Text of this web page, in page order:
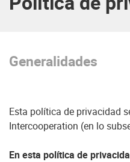
Generalidades
Esta política de privacidad
Intercooperation (en lo
En esta política de